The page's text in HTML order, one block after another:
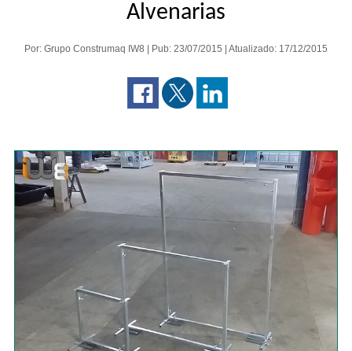
Alvenarias
Por: Grupo Construmaq IW8 | Pub: 23/07/2015 | Atualizado: 17/12/2015